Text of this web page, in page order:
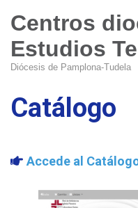
Centros
Estudios
Diócesis de Pamplona-Tudela
Catálogo
Accede al